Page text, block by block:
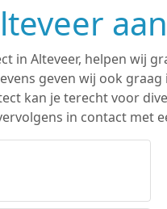
in Alteveer, helpen wij
geven wij ook
kan je terecht voor
in contact met